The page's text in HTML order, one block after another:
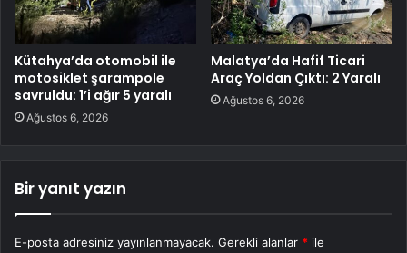
Kütahya’da otomobil ile
motosiklet şarampole
savruldu: 1’i ağır 5 yaralı
Ağustos 6, 2026
Malatya’da Hafif Ticari
Araç Yoldan Çıktı: 2 Yaralı
Ağustos 6, 2026
Bir yanıt yazın
E-posta adresiniz yayınlanmayacak. Gerekli alanlar * ile